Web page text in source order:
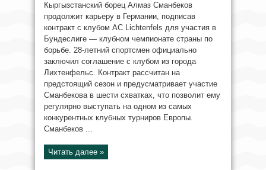
Кыргызстанский борец Алмаз Сманбеков
продолжит карьеру в Германии, подписав
контракт с клубом AC Lichtenfels для участия в
Бундеслиге — клубном чемпионате страны по
борьбе. 28-летний спортсмен официально
заключил соглашение с клубом из города
Лихтенфельс. Контракт рассчитан на
предстоящий сезон и предусматривает участие
Сманбекова в шести схватках, что позволит ему
регулярно выступать на одном из самых
конкурентных клубных турниров Европы.
Сманбеков ...
Читать далее »